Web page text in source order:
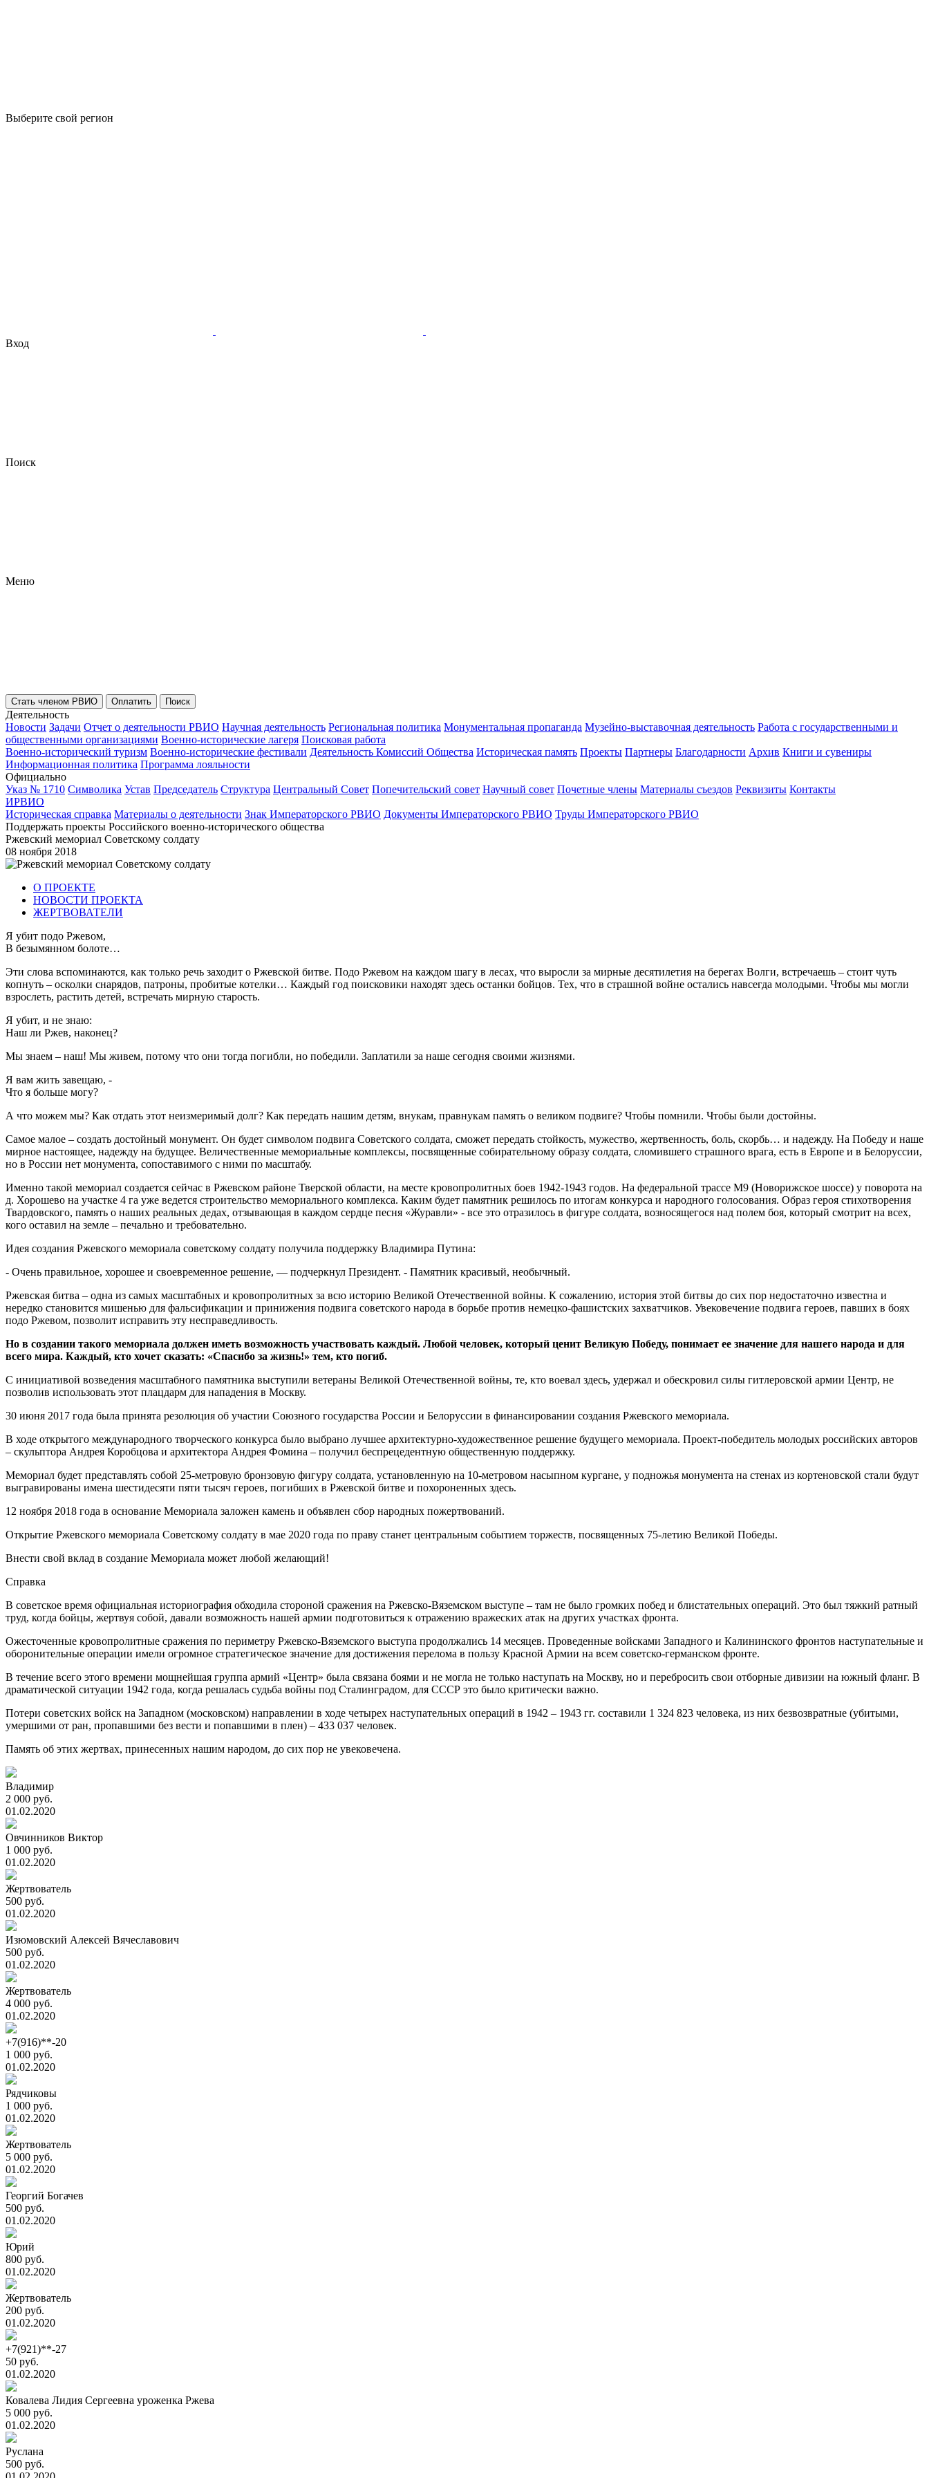
Выберите свой регион
Вход
Поиск
Меню
Стать членом РВИО Оплатить Поиск
Деятельность
Новости Задачи Отчет о деятельности РВИО Научная деятельность Региональная политика Монументальная пропаганда Музейно-выставочная деятельность Работа с государственными и
общественными организациями Военно-исторические лагеря Поисковая работа
Военно-исторический туризм Военно-исторические фестивали Деятельность Комиссий Общества Историческая память Проекты Партнеры Благодарности Архив Книги и сувениры
Информационная политика Программа лояльности
Официально
Указ № 1710 Символика Устав Председатель Структура Центральный Совет Попечительский совет Научный совет Почетные члены Материалы съездов Реквизиты Контакты
ИРВИО
Историческая справка Материалы о деятельности Знак Императорского РВИО Документы Императорского РВИО Труды Императорского РВИО
Поддержать проекты Российского военно-исторического общества
Ржевский мемориал Советскому солдату
08 ноября 2018
О ПРОЕКТЕ
НОВОСТИ ПРОЕКТА
ЖЕРТВОВАТЕЛИ
Я убит подо Ржевом,
В безымянном болоте…
Эти слова вспоминаются, как только речь заходит о Ржевской битве. Подо Ржевом на каждом шагу в лесах, что выросли за мирные десятилетия на берегах Волги, встречаешь – стоит чуть
копнуть – осколки снарядов, патроны, пробитые котелки… Каждый год поисковики находят здесь останки бойцов. Тех, что в страшной войне остались навсегда молодыми. Чтобы мы могли
взрослеть, растить детей, встречать мирную старость.
Я убит, и не знаю:
Наш ли Ржев, наконец?
Мы знаем – наш! Мы живем, потому что они тогда погибли, но победили. Заплатили за наше сегодня своими жизнями.
Я вам жить завещаю, -
Что я больше могу?
А что можем мы? Как отдать этот неизмеримый долг? Как передать нашим детям, внукам, правнукам память о великом подвиге? Чтобы помнили. Чтобы были достойны.
Самое малое – создать достойный монумент. Он будет символом подвига Советского солдата, сможет передать стойкость, мужество, жертвенность, боль, скорбь… и надежду. На Победу и наше
мирное настоящее, надежду на будущее. Величественные мемориальные комплексы, посвященные собирательному образу солдата, сломившего страшного врага, есть в Европе и в Белоруссии,
но в России нет монумента, сопоставимого с ними по масштабу.
Именно такой мемориал создается сейчас в Ржевском районе Тверской области, на месте кровопролитных боев 1942-1943 годов. На федеральной трассе М9 (Новорижское шоссе) у поворота на
д. Хорошево на участке 4 га уже ведется строительство мемориального комплекса. Каким будет памятник решилось по итогам конкурса и народного голосования. Образ героя стихотворения
Твардовского, память о наших реальных дедах, отзывающая в каждом сердце песня «Журавли» - все это отразилось в фигуре солдата, возносящегося над полем боя, который смотрит на всех,
кого оставил на земле – печально и требовательно.
Идея создания Ржевского мемориала советскому солдату получила поддержку Владимира Путина:
- Очень правильное, хорошее и своевременное решение, — подчеркнул Президент. - Памятник красивый, необычный.
Ржевская битва – одна из самых масштабных и кровопролитных за всю историю Великой Отечественной войны. К сожалению, история этой битвы до сих пор недостаточно известна и
нередко становится мишенью для фальсификации и принижения подвига советского народа в борьбе против немецко-фашистских захватчиков. Увековечение подвига героев, павших в боях
подо Ржевом, позволит исправить эту несправедливость.
Но в создании такого мемориала должен иметь возможность участвовать каждый. Любой человек, который ценит Великую Победу, понимает ее значение для нашего народа и для
всего мира. Каждый, кто хочет сказать: «Спасибо за жизнь!» тем, кто погиб.
С инициативой возведения масштабного памятника выступили ветераны Великой Отечественной войны, те, кто воевал здесь, удержал и обескровил силы гитлеровской армии Центр, не
позволив использовать этот плацдарм для нападения в Москву.
30 июня 2017 года была принята резолюция об участии Союзного государства России и Белоруссии в финансировании создания Ржевского мемориала.
В ходе открытого международного творческого конкурса было выбрано лучшее архитектурно-художественное решение будущего мемориала. Проект-победитель молодых российских авторов
– скульптора Андрея Коробцова и архитектора Андрея Фомина – получил беспрецедентную общественную поддержку.
Мемориал будет представлять собой 25-метровую бронзовую фигуру солдата, установленную на 10-метровом насыпном кургане, у подножья монумента на стенах из кортеновской стали будут
выгравированы имена шестидесяти пяти тысяч героев, погибших в Ржевской битве и похороненных здесь.
12 ноября 2018 года в основание Мемориала заложен камень и объявлен сбор народных пожертвований.
Открытие Ржевского мемориала Советскому солдату в мае 2020 года по праву станет центральным событием торжеств, посвященных 75-летию Великой Победы.
Внести свой вклад в создание Мемориала может любой желающий!
Справка
В советское время официальная историография обходила стороной сражения на Ржевско-Вяземском выступе – там не было громких побед и блистательных операций. Это был тяжкий ратный
труд, когда бойцы, жертвуя собой, давали возможность нашей армии подготовиться к отражению вражеских атак на других участках фронта.
Ожесточенные кровопролитные сражения по периметру Ржевско-Вяземского выступа продолжались 14 месяцев. Проведенные войсками Западного и Калининского фронтов наступательные и
оборонительные операции имели огромное стратегическое значение для достижения перелома в пользу Красной Армии на всем советско-германском фронте.
В течение всего этого времени мощнейшая группа армий «Центр» была связана боями и не могла не только наступать на Москву, но и перебросить свои отборные дивизии на южный фланг. В
драматической ситуации 1942 года, когда решалась судьба войны под Сталинградом, для СССР это было критически важно.
Потери советских войск на Западном (московском) направлении в ходе четырех наступательных операций в 1942 – 1943 гг. составили 1 324 823 человека, из них безвозвратные (убитыми,
умершими от ран, пропавшими без вести и попавшими в плен) – 433 037 человек.
Память об этих жертвах, принесенных нашим народом, до сих пор не увековечена.
Владимир
2 000 руб.
01.02.2020
Овчинников Виктор
1 000 руб.
01.02.2020
Жертвователь
500 руб.
01.02.2020
Изюмовский Алексей Вячеславович
500 руб.
01.02.2020
Жертвователь
4 000 руб.
01.02.2020
+7(916)**-20
1 000 руб.
01.02.2020
Рядчиковы
1 000 руб.
01.02.2020
Жертвователь
5 000 руб.
01.02.2020
Георгий Богачев
500 руб.
01.02.2020
Юрий
800 руб.
01.02.2020
Жертвователь
200 руб.
01.02.2020
+7(921)**-27
50 руб.
01.02.2020
Ковалева Лидия Сергеевна уроженка Ржева
5 000 руб.
01.02.2020
Руслана
500 руб.